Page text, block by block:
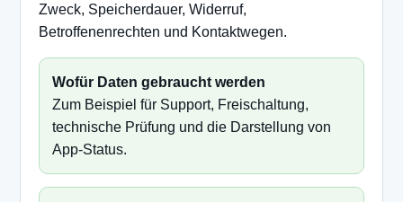
Zweck, Speicherdauer, Widerruf,
Betroffenenrechten und Kontaktwegen.
Wofür Daten gebraucht werden
Zum Beispiel für Support, Freischaltung,
technische Prüfung und die Darstellung von
App-Status.